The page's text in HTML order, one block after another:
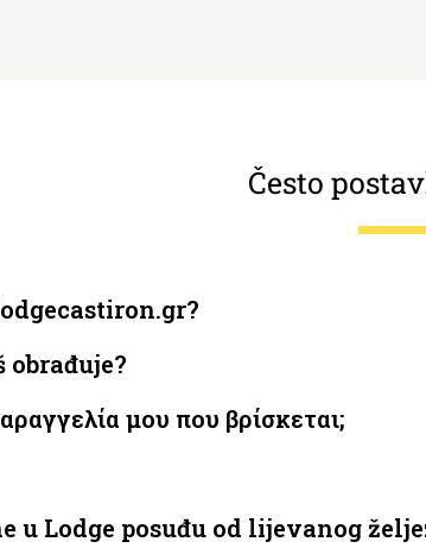
Često
obrađuje?
μου που βρίσκεται;
u Lodge posuđu od lijevanog